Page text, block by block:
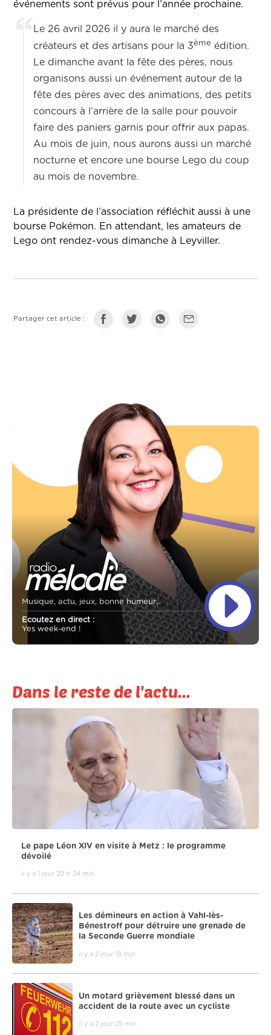
événements sont prévus pour l’année prochaine.
Le 26 avril 2026 il y aura le marché des
créateurs et des artisans pour la 3ème édition.
Le dimanche avant la fête des pères, nous
organisons aussi un événement autour de la
fête des pères avec des animations, des petits
concours à l’arrière de la salle pour pouvoir
faire des paniers garnis pour offrir aux papas.
Au mois de juin, nous aurons aussi un marché
nocturne et encore une bourse Lego du coup
au mois de novembre.
La présidente de l’association réfléchit aussi à une
bourse Pokémon. En attendant, les amateurs de
Lego ont rendez-vous dimanche à Leyviller.
Partager cet article :
Musique, actu, jeux, bonne humeur...
Ecoutez en direct :
Yes week-end !
Dans le reste de l'actu...
Le pape Léon XIV en visite à Metz : le programme
dévoilé
il y a 1 jour 20 h 24 min
Les démineurs en action à Vahl-lès-
Bénestroff pour détruire une grenade de
la Seconde Guerre mondiale
il y a 2 jour 18 min
Un motard grièvement blessé dans un
accident de la route avec un cycliste
il y a 2 jour 25 min